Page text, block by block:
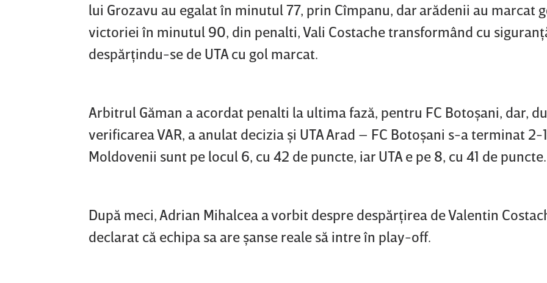
lui Grozavu au egalat în minutul 77, prin Cîmpanu, dar arădenii au marcat
victoriei în minutul 90, din penalti, Vali Costache transformând cu
despărţindu-se de UTA cu gol marcat.
Arbitrul Găman a acordat penalti la ultima fază, pentru FC Botoşani, dar,
verificarea VAR, a anulat decizia şi UTA Arad – FC Botoşani s-a terminat 2-
Moldovenii sunt pe locul 6, cu 42 de puncte, iar UTA e pe 8, cu 41 de puncte.
După meci, Adrian Mihalcea a vorbit despre despărţirea de Valentin
declarat că echipa sa are şanse reale să intre în play-off.